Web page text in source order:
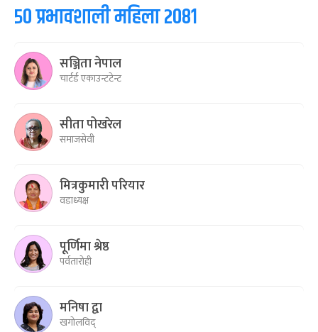
५० प्रभावशाली महिला २०८१
सञ्जिता नेपाल
चार्टर्ड एकाउन्टटेन्ट
सीता पोखरेल
समाजसेवी
मित्रकुमारी परियार
वडाध्यक्ष
पूर्णिमा श्रेष्ठ
पर्वतारोही
मनिषा द्वा
खगोलविद्